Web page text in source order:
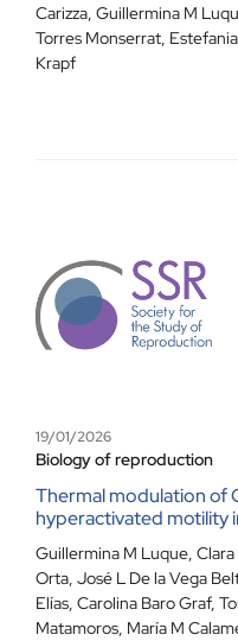
Carizza, Guillermina M
Torres Monserrat,
Krapf
19/01/2026
Biology of reproduction
Thermal modulation of
hyperactivated motility
Guillermina M Luque,
Orta, José L De la Vega
Elías, Carolina Baro Graf,
Matamoros, María M